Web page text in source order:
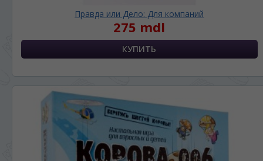
Правда или Дело: Для компаний
275 mdl